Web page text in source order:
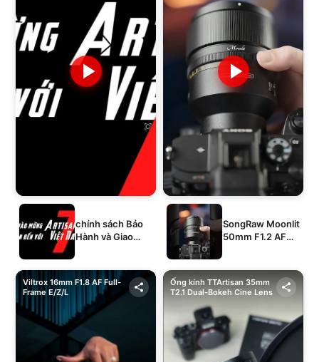
chính sách Bảo
Hành và Giao
SongRaw Moonlit
50mm F1.2 AF
Viltrox 16mm F1.8 AF Full-
Frame E/Z/L
Ống kính TTArtisan 35mm
T2.1 Dual-Bokeh Cine Lens